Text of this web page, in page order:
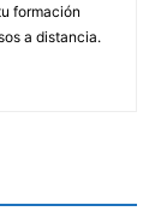
formación
a distancia.